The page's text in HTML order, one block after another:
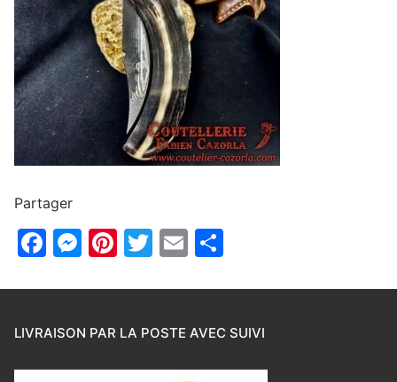
Partager
Facebook
Messenger
Pinterest
Twitter
Email
LIVRAISON PAR LA POSTE AVEC SUIVI